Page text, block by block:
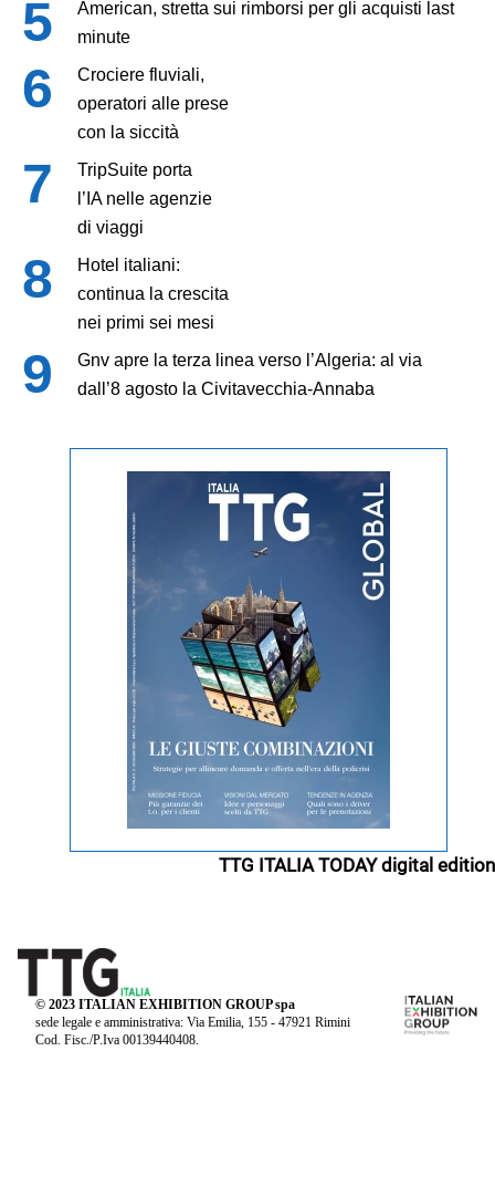
American, stretta sui rimborsi per gli acquisti last
minute
Crociere fluviali,
operatori alle prese
con la siccità
TripSuite porta
l’IA nelle agenzie
di viaggi
Hotel italiani:
continua la crescita
nei primi sei mesi
Gnv apre la terza linea verso l’Algeria: al via
dall’8 agosto la Civitavecchia-Annaba
TTG ITALIA TODAY digital edition
© 2023 ITALIAN EXHIBITION GROUP spa
sede legale e amministrativa: Via Emilia, 155 - 47921 Rimini
Cod. Fisc./P.Iva 00139440408.